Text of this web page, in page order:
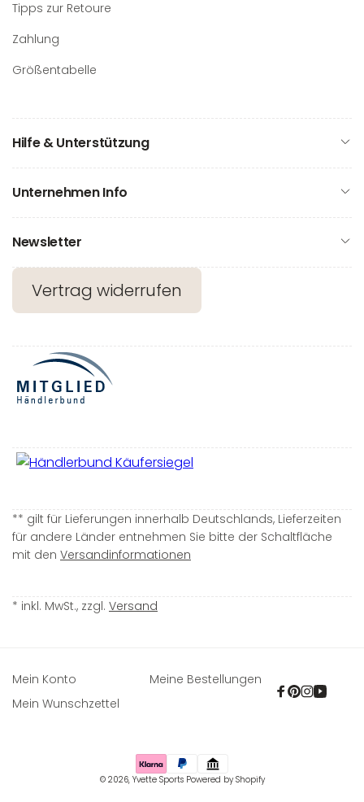
Tipps zur Retoure
Zahlung
Größentabelle
Hilfe & Unterstützung
Unternehmen Info
Newsletter
Vertrag widerrufen
** gilt für Lieferungen innerhalb Deutschlands, Lieferzeiten
für andere Länder entnehmen Sie bitte der Schaltfläche
mit den Versandinformationen
* inkl. MwSt., zzgl. Versand
Mein Konto
Meine Bestellungen
Mein Wunschzettel
Facebook
Pinterest
Zahlungsmethoden
© 2026, Yvette Sports Powered by Shopify